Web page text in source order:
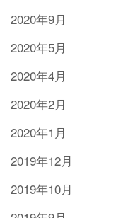
2020年9月
2020年5月
2020年4月
2020年2月
2020年1月
2019年12月
2019年10月